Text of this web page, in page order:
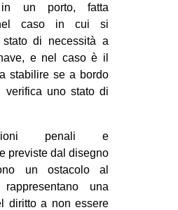
un porto, fatta
caso in cui si
di necessità a
e nel caso è il
stabilire se a bordo
verifica uno stato di
penali e
previste dal disegno
un ostacolo al
una
diritto a non essere